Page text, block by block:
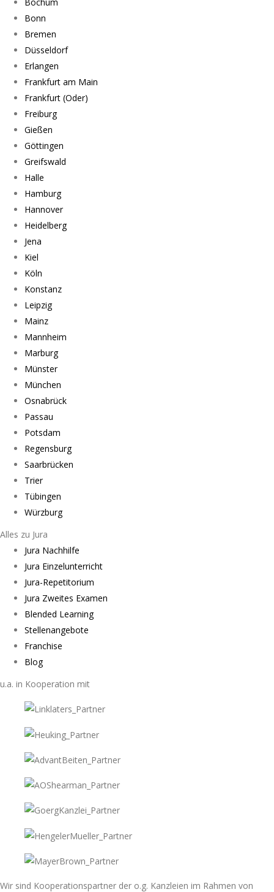
Bonn
Bremen
Düsseldorf
Erlangen
Frankfurt am Main
Frankfurt (Oder)
Freiburg
Gießen
Göttingen
Greifswald
Halle
Hamburg
Hannover
Heidelberg
Jena
Kiel
Köln
Konstanz
Leipzig
Mainz
Mannheim
Marburg
Münster
München
Osnabrück
Passau
Potsdam
Regensburg
Saarbrücken
Trier
Tübingen
Würzburg
Alles zu Jura
Jura Nachhilfe
Jura Einzelunterricht
Jura-Repetitorium
Jura Zweites Examen
Blended Learning
Stellenangebote
Franchise
Blog
u.a. in Kooperation mit
Wir sind Kooperationspartner der o.g. Kanzleien im Rahmen von